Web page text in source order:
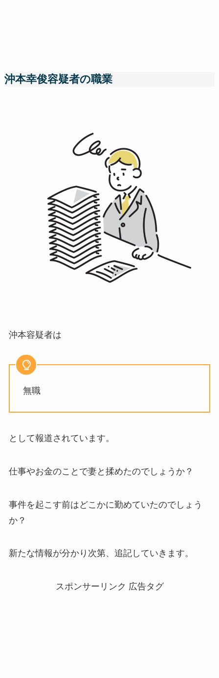
沖本幸俊容疑者の職業
沖本容疑者は
無職
として報道されています。
仕事やお金のことで妻と揉めたのでしょうか？
事件を起こす前はどこかに勤めていたのでしょう
か？
新たな情報が分かり次第、追記していきます。
スポンサーリンク 広告タグ